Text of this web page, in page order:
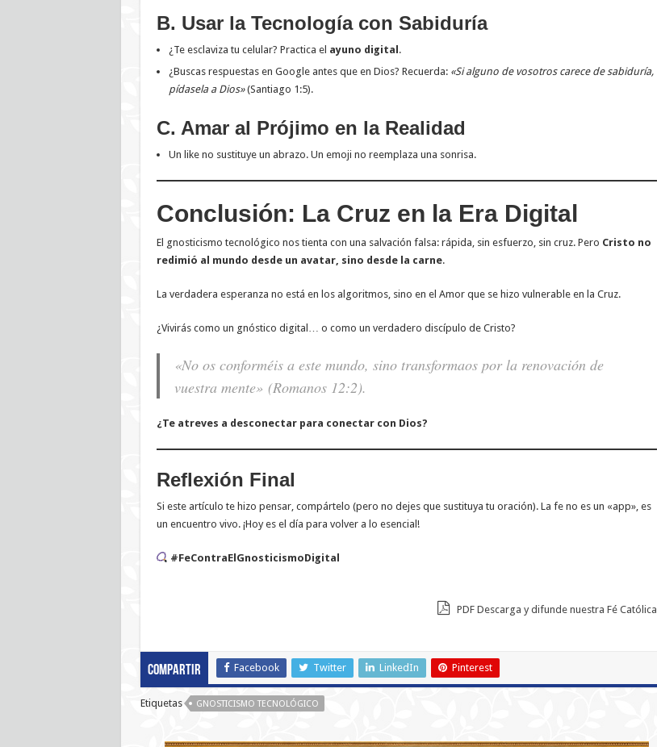
B. Usar la Tecnología con Sabiduría
¿Te esclaviza tu celular? Practica el ayuno digital .
¿Buscas respuestas en Google antes que en Dios? Recuerda: «Si alguno de vosotros carece de sabiduría,
pídasela a Dios»(Santiago 1:5).
C. Amar al Prójimo en la Realidad
Un like no sustituye un abrazo. Un emoji no reemplaza una sonrisa.
Conclusión: La Cruz en la Era Digital
El gnosticismo tecnológico nos tienta con una salvación falsa: rápida, sin esfuerzo, sin cruz. Pero Cristo no
redimió al mundo desde un avatar, sino desde la carne.
La verdadera esperanza no está en los algoritmos, sino en el Amor que se hizo vulnerable en la Cruz.
¿Vivirás como un gnóstico digital… o como un verdadero discípulo de Cristo?
«No os conforméis a este mundo, sino transformaos por la renovación de
vuestra mente» (Romanos 12:2).
¿Te atreves a desconectar para conectar con Dios?
Reflexión Final
Si este artículo te hizo pensar, compártelo (pero no dejes que sustituya tu oración). La fe no es un «app», es
un encuentro vivo. ¡Hoy es el día para volver a lo esencial!
#FeContraElGnosticismoDigital
PDF Descarga y difunde nuestra Fé Católica
Compartir Facebook Twitter LinkedIn Pinterest
Etiquetas GNOSTICISMO TECNOLÓGICO